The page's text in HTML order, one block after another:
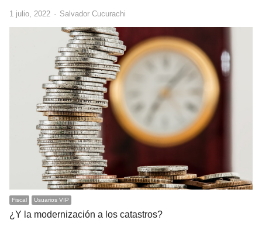
1 julio, 2022 Author
Salvador Cucurachi
Fiscal Usuarios VIP
¿Y la modernización a los catastros?